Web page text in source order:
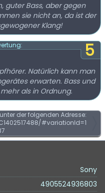
guter Bass, aber gegen
sie nicht an, da ist der
Klang!
5
Natürlich kann man
erwarten. Bass und
als in Ordnung.
der folgenden Adresse:
#variationId=1
Sony
4905524936803